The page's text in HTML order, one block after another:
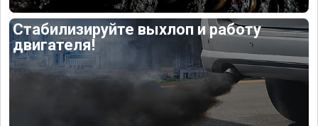
Стабилизируйте выхлоп и работу
двигателя!